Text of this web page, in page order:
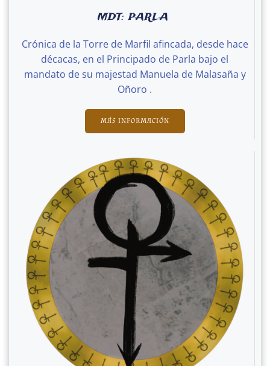
MDT: PARLA
Crónica de la Torre de Marfil afincada, desde hace
décacas, en el Principado de Parla bajo el
mandato de su majestad Manuela de Malasaña y
Oñoro .
MÁS INFORMACIÓN